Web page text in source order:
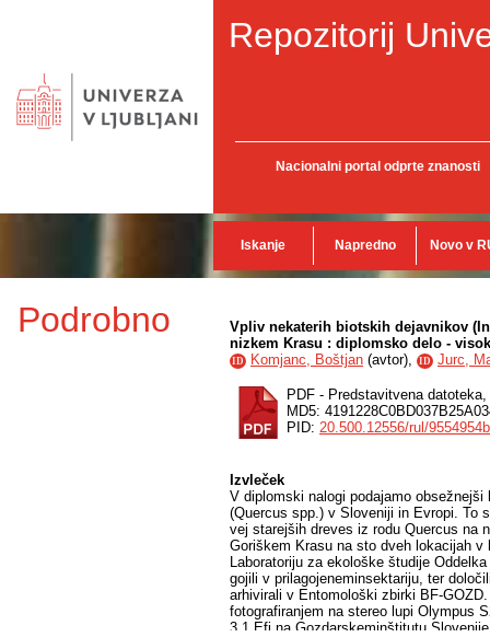
Repozitorij
Nacionalni portal odprte znanosti
Iskanje Napredno Novo v
Podrobno
Vpliv nekaterih biotskih dejavnikov
nizkem Krasu : diplomsko delo -
ID Komjanc, Boštjan (avtor), ID Jurc,
PDF - Predstavitvena datoteka,
MD5:
PID: 20.500.12556/rul/
Izvleček
V diplomski nalogi podajamo
(Quercus spp.) v Sloveniji in Evropi. To
vej starejših dreves iz rodu Quercus na
Goriškem Krasu na sto dveh lokacijah
Laboratoriju za ekološke študije
gojili v prilagojeneminsektariju, ter
arhivirali v Entomološki zbirki BF-
fotografiranjem na stereo lupi Olympus
3.1 Efi na Gozdarskeminštitutu